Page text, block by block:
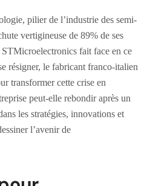
pilier de l’industrie des semi-
vertigineuse de 89% de ses
fait face en ce
résigner, le fabricant franco-italien
transformer cette crise en
peut-elle rebondir après un
les stratégies, innovations et
l’avenir de